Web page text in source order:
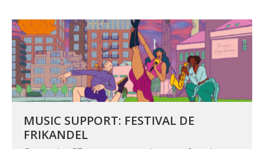
MUSIC SUPPORT: FESTIVAL DE
FRIKANDEL